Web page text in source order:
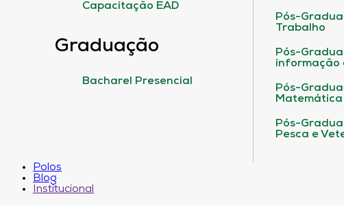
Capacitação EAD
Graduação
Bacharel Presencial
Pós-
Trabalho
Pós-
informação
Pós-
Pós-
Pesca e
Polos
Blog
Institucional